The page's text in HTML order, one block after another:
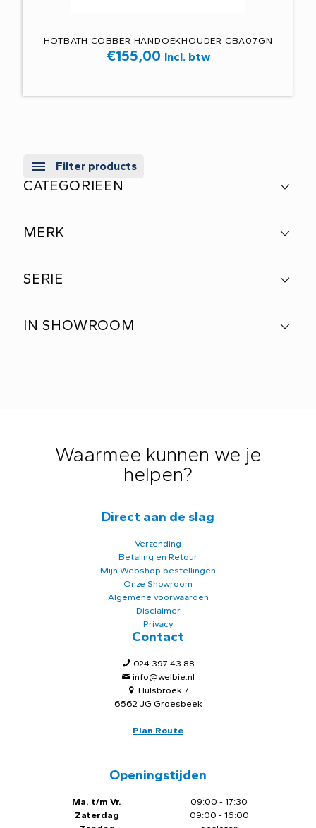
HOTBATH COBBER HANDOEKHOUDER CBA07GN
€155,00 Incl. btw
Filter products
CATEGORIEEN
MERK
SERIE
IN SHOWROOM
Waarmee kunnen we je
helpen?
Direct aan de slag
Verzending
Betaling en Retour
Mijn Webshop bestellingen
Onze Showroom
Algemene voorwaarden
Disclaimer
Privacy
Contact
024 397 43 88
info@welbie.nl
Hulsbroek 7
6562 JG Groesbeek
Plan Route
Openingstijden
Ma. t/m Vr.
Zaterdag
09:00 - 17:30
09:00 - 16:00